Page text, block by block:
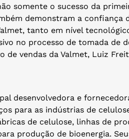
somente o sucesso da
demonstram a
tanto em nível
no processo de tomada de
de vendas da Valmet, Luiz
desenvolvedora e
para as indústrias de
de celulose, linhas de
produção de bioenergia.